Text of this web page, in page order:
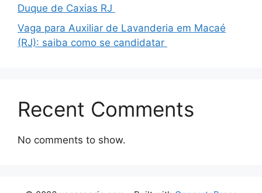
Duque de Caxias RJ
Vaga para Auxiliar de Lavanderia em Macaé
(RJ): saiba como se candidatar
Recent Comments
No comments to show.